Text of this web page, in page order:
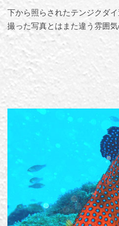
下から照らされたテンジクダ
撮った写真とはまた違う雰囲気